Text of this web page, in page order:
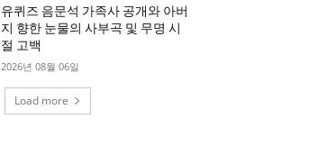
유퀴즈 음문석 가족사 공개와 아버
지 향한 눈물의 사부곡 및 무명 시
절 고백
2026년 08월 06일
Load more